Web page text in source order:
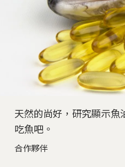
天然的尚好，研究顯示
吃魚吧。
合作夥伴